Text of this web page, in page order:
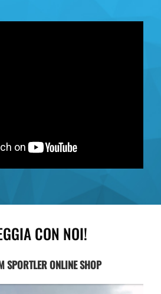
CON NOI!
SPORTLER ONLINE SHOP